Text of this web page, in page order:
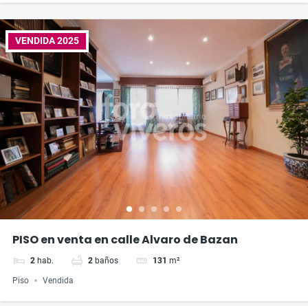
VENDIDA 2025
PISO en venta en calle Alvaro de Bazan
2 hab. 2 baños 131 m²
Piso Vendida